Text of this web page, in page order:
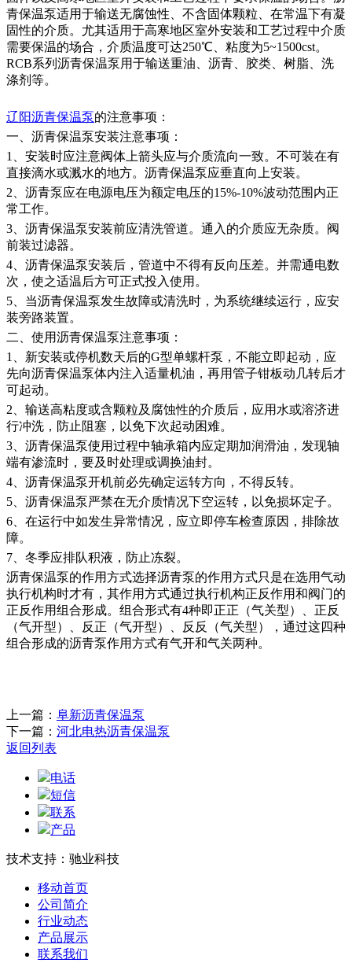
青保温泵适用于输送无腐蚀性、不含固体颗粒、在常温下有凝
固性的介质。尤其适用于高寒地区室外安装和工艺过程中介质
需要保温的场合，介质温度可达250℃、粘度为5~1500cst。
RCB系列沥青保温泵用于输送重油、沥青、胶类、树脂、洗
涤剂等。
辽阳沥青保温泵的注意事项：
一、沥青保温泵安装注意事项：
1、安装时应注意阀体上箭头应与介质流向一致。不可装在有
直接滴水或溅水的地方。沥青保温泵应垂直向上安装。
2、沥青泵应在电源电压为额定电压的15%-10%波动范围内正
常工作。
3、沥青保温泵安装前应清洗管道。通入的介质应无杂质。阀
前装过滤器。
4、沥青保温泵安装后，管道中不得有反向压差。并需通电数
次，使之适温后方可正式投入使用。
5、当沥青保温泵发生故障或清洗时，为系统继续运行，应安
装旁路装置。
二、使用沥青保温泵注意事项：
1、新安装或停机数天后的G型单螺杆泵，不能立即起动，应
先向沥青保温泵体内注入适量机油，再用管子钳板动几转后才
可起动。
2、输送高粘度或含颗粒及腐蚀性的介质后，应用水或溶济进
行冲洗，防止阻塞，以免下次起动困难。
3、沥青保温泵使用过程中轴承箱内应定期加润滑油，发现轴
端有渗流时，要及时处理或调换油封。
4、沥青保温泵开机前必先确定运转方向，不得反转。
5、沥青保温泵严禁在无介质情况下空运转，以免损坏定子。
6、在运行中如发生异常情况，应立即停车检查原因，排除故
障。
7、冬季应排队积液，防止冻裂。
沥青保温泵的作用方式选择沥青泵的作用方式只是在选用气动
执行机构时才有，其作用方式通过执行机构正反作用和阀门的
正反作用组合形成。组合形式有4种即正正（气关型）、正反
（气开型）、反正（气开型）、反反（气关型），通过这四种
组合形成的沥青泵作用方式有气开和气关两种。
上一篇： 阜新沥青保温泵
下一篇： 河北电热沥青保温泵
返回列表
电话
短信
联系
产品
技术支持：驰业科技
移动首页
公司简介
行业动态
产品展示
联系我们